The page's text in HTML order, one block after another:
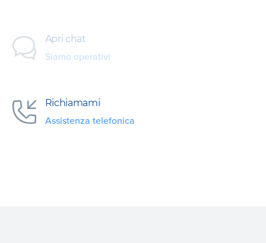
Apri chat
Siamo operativi
Richiamami
Assistenza telefonica